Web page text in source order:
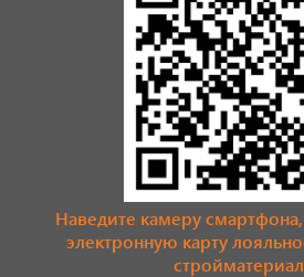
Наведите камеру
электронную карту